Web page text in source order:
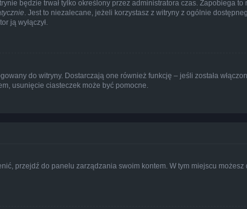
będzie trwał tylko określony przez administratora czas. Zapobiega to
. Jest to niezalecane, jeżeli korzystasz z witryny z ogólnie
ją wyłączył.
do witryny. Dostarczają one również funkcję – jeśli została
usunięcie ciasteczek może być pomocne.
przejdź do panelu zarządzania swoim kontem. W tym miejscu możesz